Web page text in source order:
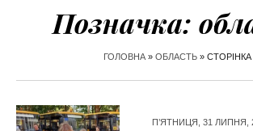
Позначка:
ГОЛОВНА » ОБЛАСТЬ » СТОРІНКА
П’ЯТНИЦЯ, 31 ЛИПНЯ,